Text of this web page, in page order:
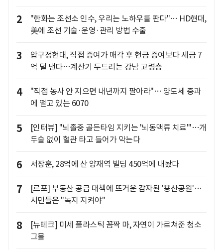
2
"한화는 조선소 인수, 우리는 노하우를 판다"… HD현대,
美에 조선 기술·운영·관리 방법 수출
3
압구정현대, 직접 증여가 매각 후 현금 증여보다 세금 7
억 덜 낸다…계산기 두드리는 강남 고령층
4
"직접 농사 안 지으면 내년까지 팔아라"… 양도세 중과
에 떨고 있는 6070
5
[인터뷰] "뇌졸중 골든타임 지키는 '뇌동맥류 치료'"…개
두술 없이 혈관 타고 들어가 막는다
6 서장훈, 28억에 산 양재역 빌딩 450억에 내놨다
7
[르포] 부동산 공급 대책에 뜨거운 감자된 '용산공원'…
시민들은 "녹지 지켜야"
8
[뉴테크] 미세 플라스틱 꼼짝 마, 자연이 가르쳐준 청소
그물